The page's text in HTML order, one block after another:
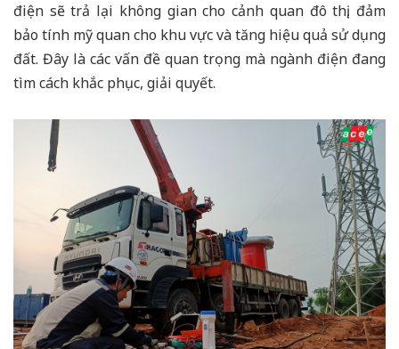
điện sẽ trả lại không gian cho cảnh quan đô thị, đảm
bảo tính mỹ quan cho khu vực và tăng hiệu quả sử dụng
đất. Đây là các vấn đề quan trọng mà ngành điện đang
tìm cách khắc phục, giải quyết.